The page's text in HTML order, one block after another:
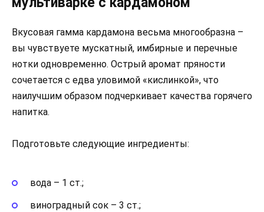
Вкусовая гамма кардамона весьма многообразна –
вы чувствуете мускатный, имбирные и перечные
нотки одновременно. Острый аромат пряности
сочетается с едва уловимой «кислинкой», что
наилучшим образом подчеркивает качества горячего
напитка.
Подготовьте следующие ингредиенты:
вода – 1 ст.;
виноградный сок – 3 ст.;